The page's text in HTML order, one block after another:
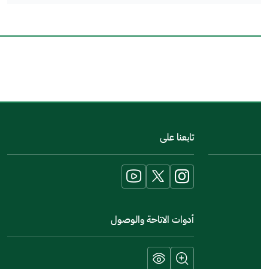
اخبرنا عن تجربتك في هذه الخدمة
تابعنا على
أدوات الاتاحة والوصول